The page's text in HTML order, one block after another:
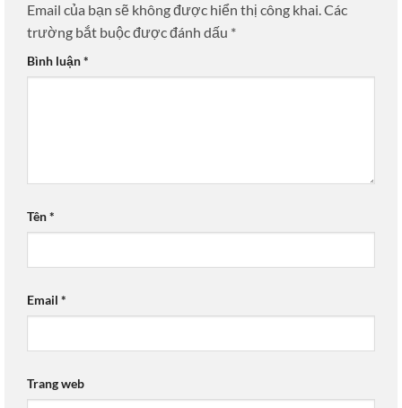
Email của bạn sẽ không được hiển thị công khai.Các
trường bắt buộc được đánh dấu *
Bình luận*
Tên*
Email *
Trang web